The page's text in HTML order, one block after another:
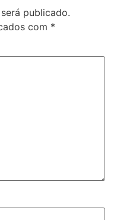
publicado.
com *